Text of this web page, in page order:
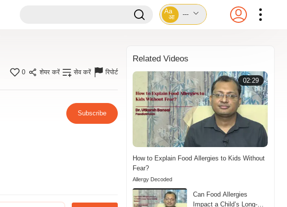
Aa
आ
---
0 शेयर करें सेव करें रिपोर्ट
Subscribe
Related Videos
02:29
How to Explain Food Allergies to Kids Without
Fear?
Allergy Decoded
Can Food Allergies
Impact a Child’s Long-